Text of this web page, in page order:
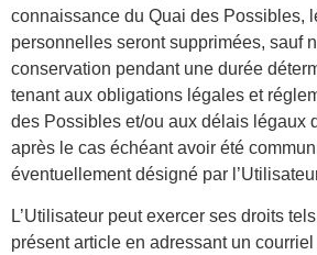
connaissance du Quai des Possibles,
personnelles seront supprimées, sauf
conservation pendant une durée
tenant aux obligations légales et
des Possibles et/ou aux délais légaux
après le cas échéant avoir été
éventuellement désigné par
L’Utilisateur peut exercer ses droits
présent article en adressant un